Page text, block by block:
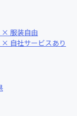
服装自由
自社サービスあり